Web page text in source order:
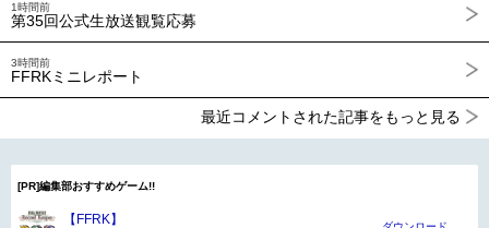
1時間前
第35回公式生放送観覧応募
3時間前
FFRKミニレポート
最近コメントされた記事をもっと見る
[PR]編集部おすすめゲーム!!
【FFRK】